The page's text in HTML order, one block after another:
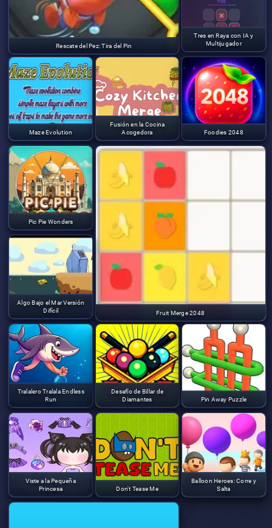
Rescate del Pez: Tira del Pin
Tres en Raya con IA y
Multijugador
Maze Evolution
Fusión en la Cocina
Acogedora
Foodies 2048
Pic Pie Wonders
Fruit Merge 2048
Algo Bajo el Mar Versión
Difícil
Tralalero Tralala Endless
Run
Desafío de Billar de
Diamantes
Pin Away Puzzle
Viste a la Pequeña
Princesa
Don't Tease Me
Balloon Heroes: Corre y
Salta